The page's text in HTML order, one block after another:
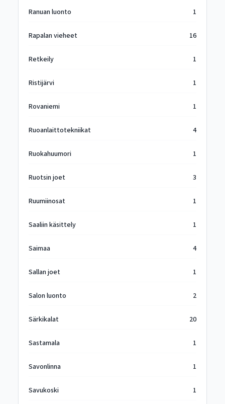
Ranuan luonto 1
Rapalan vieheet 16
Retkeily 1
Ristijärvi 1
Rovaniemi 1
Ruoanlaittotekniikat 4
Ruokahuumori 1
Ruotsin joet 3
Ruumiinosat 1
Saaliin käsittely 1
Saimaa 4
Sallan joet 1
Salon luonto 2
Särkikalat 20
Sastamala 1
Savonlinna 1
Savukoski 1